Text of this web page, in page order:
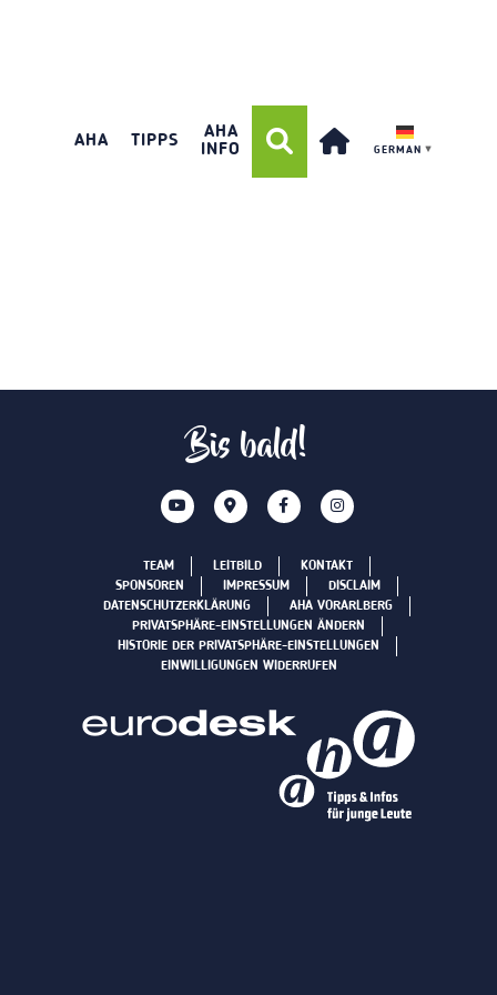
AHA TIPPS
AHA
INFO
GERMAN ▼
Bis bald!
TEAM LEITBILD
KONTAKT
SPONSOREN
IMPRESSUM
DISCLAIM
DATENSCHUTZERKLÄRUNG
AHA VORARLBERG
PRIVATSPHÄRE-EINSTELLUNGEN ÄNDERN
HISTORIE DER PRIVATSPHÄRE-EINSTELLUNGEN
EINWILLIGUNGEN WIDERRUFEN